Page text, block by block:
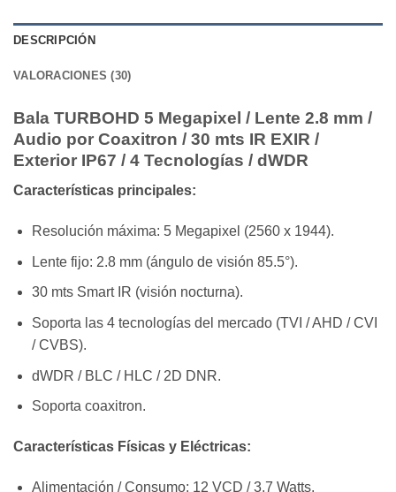
DESCRIPCIÓN
VALORACIONES (30)
Bala TURBOHD 5 Megapixel / Lente 2.8 mm /
Audio por Coaxitron / 30 mts IR EXIR /
Exterior IP67 / 4 Tecnologías / dWDR
Características principales:
Resolución máxima: 5 Megapixel (2560 x 1944).
Lente fijo: 2.8 mm (ángulo de visión 85.5°).
30 mts Smart IR (visión nocturna).
Soporta las 4 tecnologías del mercado (TVI / AHD / CVI
/ CVBS).
dWDR / BLC / HLC / 2D DNR.
Soporta coaxitron.
Características Físicas y Eléctricas:
Alimentación / Consumo: 12 VCD / 3.7 Watts.